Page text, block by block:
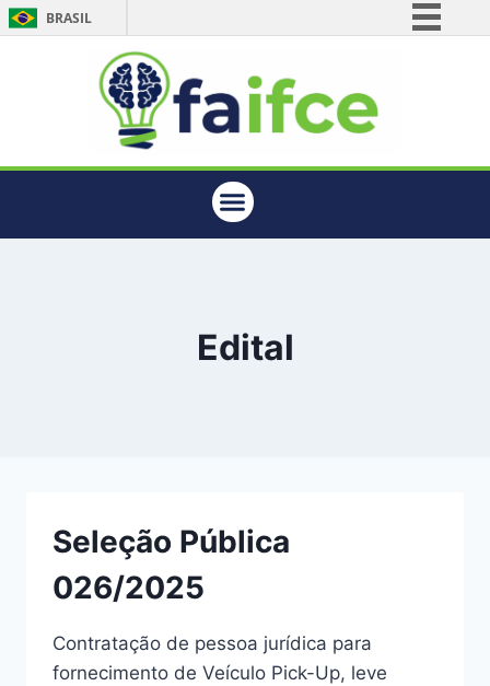
BRASIL
Participe
Edital
Seleção Pública
026/2025
Contratação de pessoa jurídica para
fornecimento de Veículo Pick-Up, leve